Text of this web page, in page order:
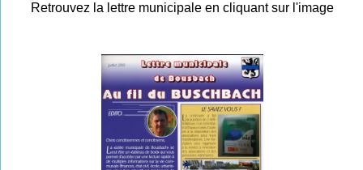
Retrouvez la lettre municipale en cliquant sur l'image